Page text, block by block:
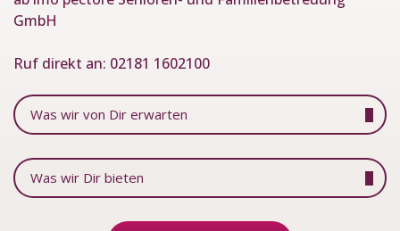
GmbH
Ruf direkt an: 02181 1602100
Was wir von Dir erwarten
Was wir Dir bieten